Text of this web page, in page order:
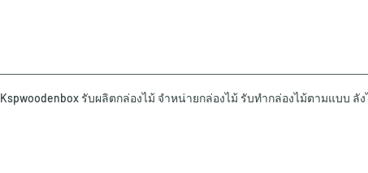
Kspwoodenbox รับผลิตกล่องไม้ จำหน่ายกล่องไม้ รับทำกล่องไม้ตามแบบ ลั